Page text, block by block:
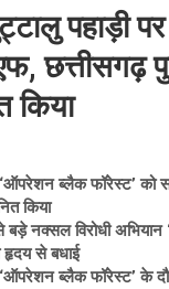
पहाड़ी
छत्तीसगढ़
किया
‘ऑपरेशन ब्लैक फॉरेस्ट’
किया
नक्सल विरोधी अभियान
हृदय से बधाई
ब्लैक फॉरेस्ट’ के